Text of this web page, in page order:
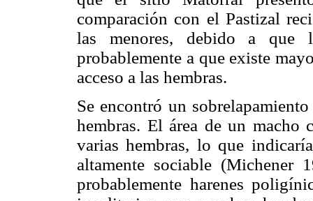
comparación con el Pastizal
las menores, debido a
probablemente a que existe
acceso a las hembras.
Se encontró un
hembras. El área de un macho
varias hembras, lo que
altamente sociable (Michener
probablemente harenes